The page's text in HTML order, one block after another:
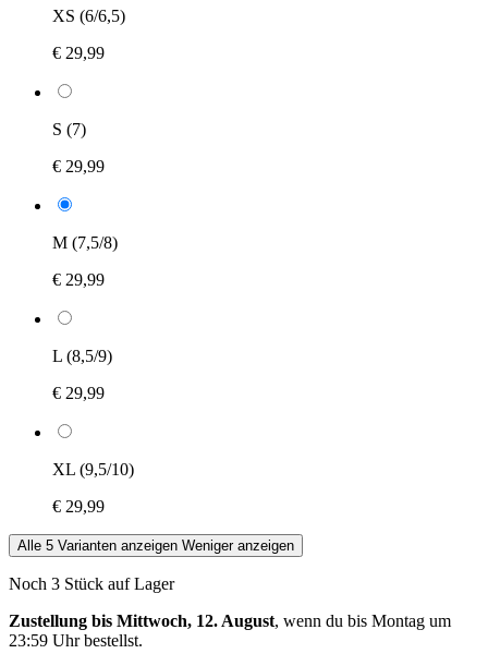
XS (6/6,5)
€ 29,99
S (7)
€ 29,99
M (7,5/8)
€ 29,99
L (8,5/9)
€ 29,99
XL (9,5/10)
€ 29,99
Alle 5 Varianten anzeigen Weniger anzeigen
Noch 3 Stück auf Lager
Zustellung bis Mittwoch, 12. August, wenn du bis Montag um
23:59 Uhrbestellst.